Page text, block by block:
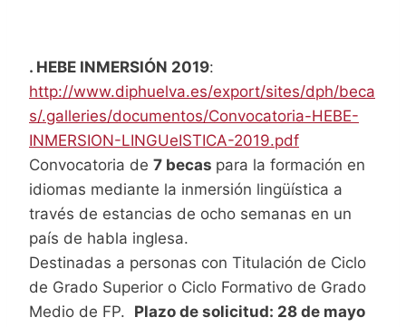
. HEBE INMERSIÓN 2019:
http://www.diphuelva.es/export/sites/dph/beca
s/.galleries/documentos/Convocatoria-HEBE-
INMERSION-LINGUeISTICA-2019.pdf
Convocatoria de 7 becas para la formación en
idiomas mediante la inmersión lingüística a
través de estancias de ocho semanas en un
país de habla inglesa.
Destinadas a personas con Titulación de Ciclo
de Grado Superior o Ciclo Formativo de Grado
Medio de FP. Plazo de solicitud: 28 de mayo